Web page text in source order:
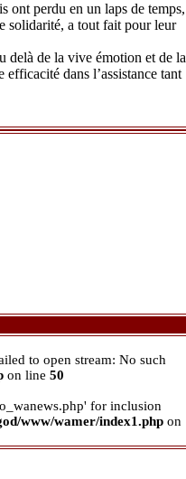
ont perdu en un laps de temps,
solidarité, a tout fait pour leur
delà de la vive émotion et de la
dans l’assistance tant
to open stream: No such
on line 50
for inclusion
www/wamer/index1.php on